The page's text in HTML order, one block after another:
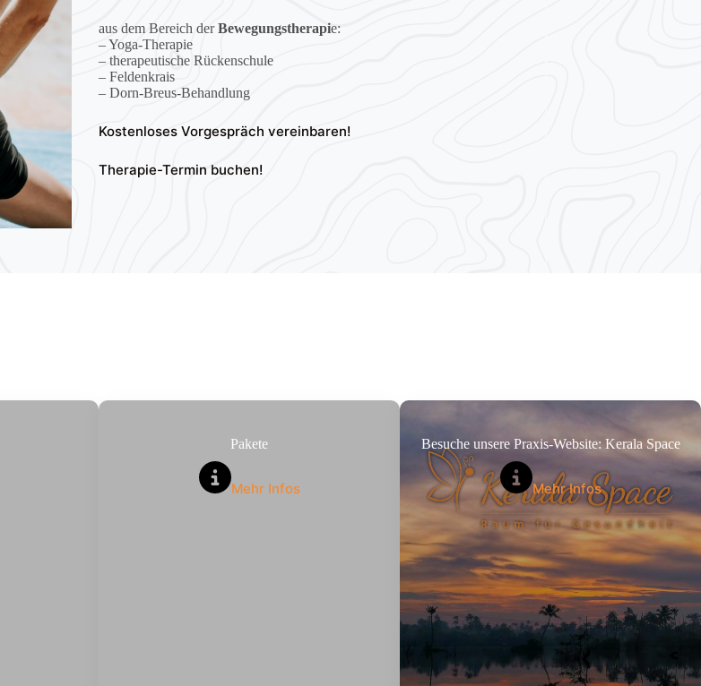
aus dem Bereich derBewegungstherapie:
– Yoga-Therapie
– therapeutische Rückenschule
– Feldenkrais
– Dorn-Breus-Behandlung
Kostenloses Vorgespräch vereinbaren!
Therapie-Termin buchen!
Pakete
Mehr Infos
Besuche unsere Praxis-Website: Kerala Space
Mehr Infos